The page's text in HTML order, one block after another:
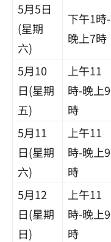
5月5日
(星期
六)
下午1時-
晚上7時
5月10
日(星期
五)
上午11
時-晚上9
時
5月11
日(星期
六)
上午11
時-晚上9
時
5月12
日(星期
日)
上午11
時-晚上9
時